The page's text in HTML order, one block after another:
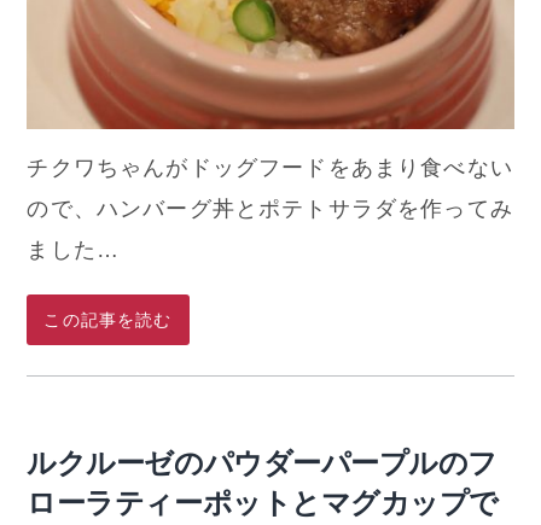
チクワちゃんがドッグフードをあまり食べない
ので、ハンバーグ丼とポテトサラダを作ってみ
ました…
この記事を読む
ルクルーゼのパウダーパープルのフ
ローラティーポットとマグカップで